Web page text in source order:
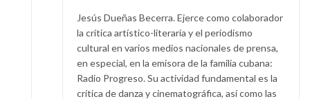
Jesús Dueñas Becerra. Ejerce como colaborador
la crítica artístico-literaria y el periodismo
cultural en varios medios nacionales de prensa,
en especial, en la emisora de la familia cubana:
Radio Progreso. Su actividad fundamental es la
crítica de danza y cinematográfica, así como las